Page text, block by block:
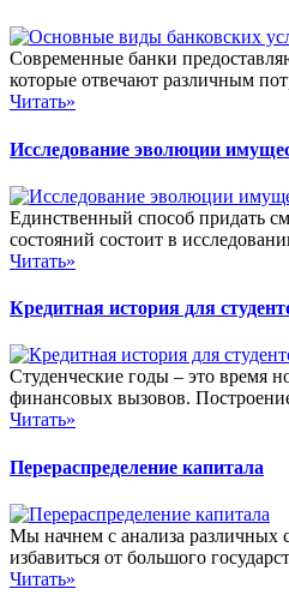
Современные банки
которые отвечают различным
Читать»
Исследование эволюции
Единственный способ придать
состояний состоит в
Читать»
Кредитная история для
Студенческие годы – это время
финансовых вызовов.
Читать»
Перераспределение капитала
Мы начнем с анализа различных
избавиться от большого
Читать»